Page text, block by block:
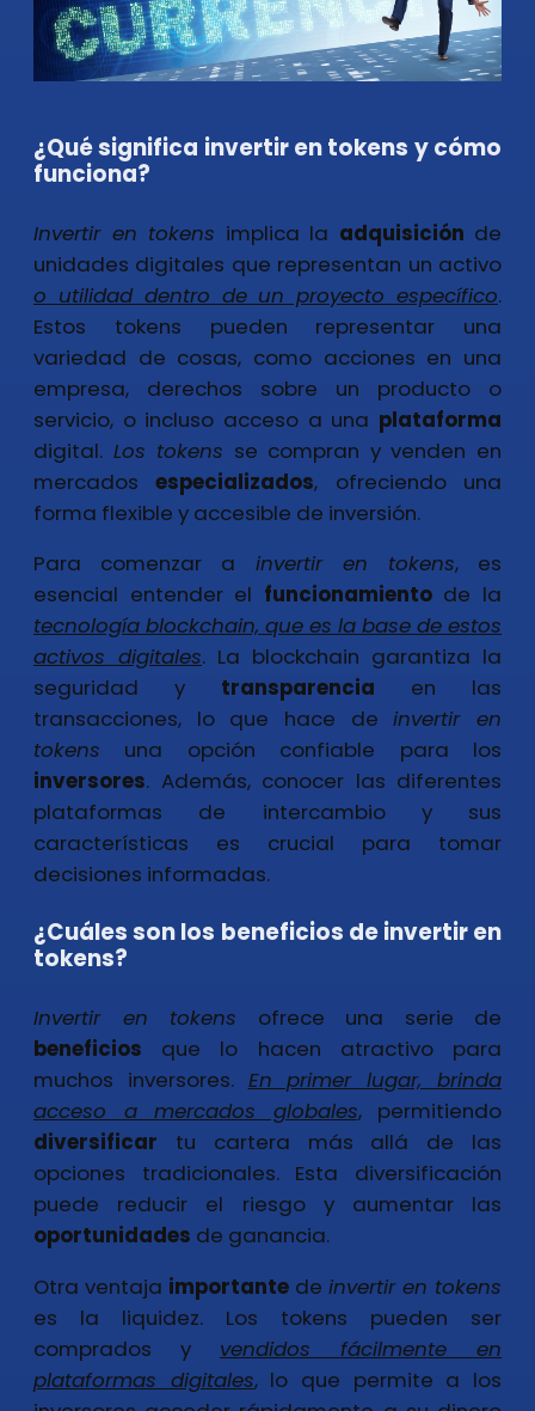
¿Qué significa invertir en tokens y cómo
funciona?
Invertir en tokens implica la adquisición de
unidades digitales que representan un activo
o utilidad dentro de un proyecto específico.
Estos tokens pueden representar una
variedad de cosas, como acciones en una
empresa, derechos sobre un producto o
servicio, o incluso acceso a una plataforma
digital. Los tokens se compran y venden en
mercadosespecializados, ofreciendo una
forma flexible y accesible de inversión.
Para comenzar a invertir en tokens, es
esencial entender el funcionamientode la
tecnología blockchain, que es la base de estos
activos digitales. La blockchain garantiza la
seguridad y transparencia en las
transacciones, lo que hace deinvertir en
tokens una opción confiable para los
inversores. Además, conocer las diferentes
plataformas de intercambio y sus
características es crucial para tomar
decisiones informadas.
¿Cuáles son los beneficios de invertir en
tokens?
Invertir en tokens ofrece una serie de
beneficios que lo hacen atractivo para
muchos inversores. En primer lugar, brinda
acceso a mercados globales, permitiendo
diversificar tu cartera más allá de las
opciones tradicionales. Esta diversificación
puede reducir el riesgo y aumentar las
oportunidades de ganancia.
Otra ventaja importante de invertir en tokens
es la liquidez. Los tokens pueden ser
comprados y vendidos fácilmente en
plataformas digitales, lo que permite a los